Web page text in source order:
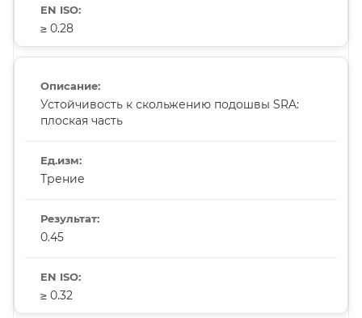
≥ 0.28
Устойчивость к скольжению подошвы SRA:
плоская часть
Трение
0.45
≥ 0.32